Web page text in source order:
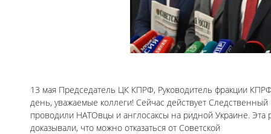
13 мая Председатель ЦК КПРФ, Руководитель фракции
день, уважаемые коллеги! Сейчас действует
проводили НАТОвцы и англосаксы на ридной Украине.
доказывали, что можно отказаться от Советской